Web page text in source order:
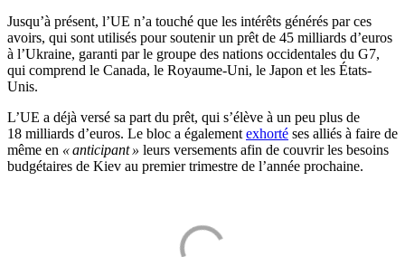
Jusqu’à présent, l’UE n’a touché que les intérêts générés par ces
avoirs, qui sont utilisés pour soutenir un prêt de 45 milliards d’euros
à l’Ukraine, garanti par le groupe des nations occidentales du G7,
qui comprend le Canada, le Royaume-Uni, le Japon et les États-
Unis.
L’UE a déjà versé sa part du prêt, qui s’élève à un peu plus de
18 milliards d’euros. Le bloc a également exhorté ses alliés à faire de
même en « anticipant » leurs versements afin de couvrir les besoins
budgétaires de Kiev au premier trimestre de l’année prochaine.